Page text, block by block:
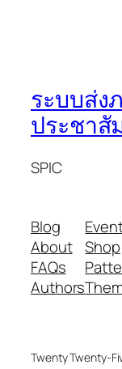
ระบบส่ง
ประชาสั
SPIC
Blog
About
FAQs
Authors
Shop
Twenty Twenty-